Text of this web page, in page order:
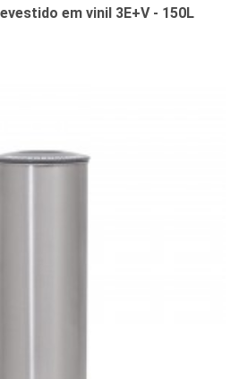
em vinil 3E+V - 150L